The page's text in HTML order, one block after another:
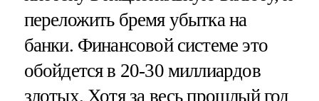
переложить бремя убытка на
банки. Финансовой системе это
обойдется в 20-30 миллиардов
злотых. Хотя за весь прошлый год